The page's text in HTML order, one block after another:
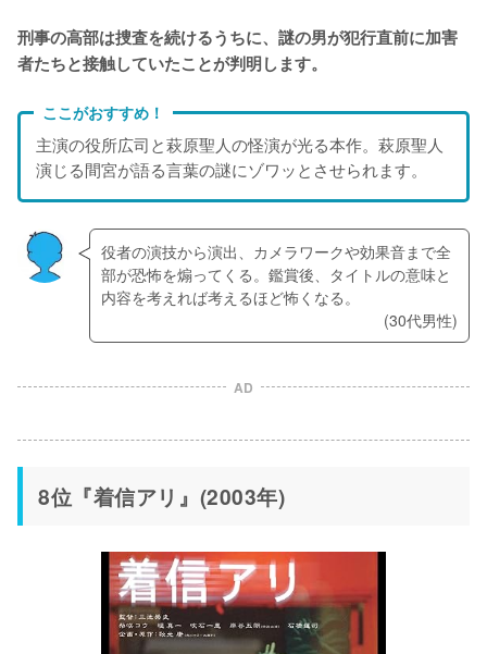
刑事の高部は捜査を続けるうちに、謎の男が犯行直前に加害
者たちと接触していたことが判明します。
ここがおすすめ！
主演の役所広司と萩原聖人の怪演が光る本作。萩原聖人
演じる間宮が語る言葉の謎にゾワッとさせられます。
役者の演技から演出、カメラワークや効果音まで全
部が恐怖を煽ってくる。鑑賞後、タイトルの意味と
内容を考えれば考えるほど怖くなる。
(30代男性)
AD
8位『着信アリ』(2003年)